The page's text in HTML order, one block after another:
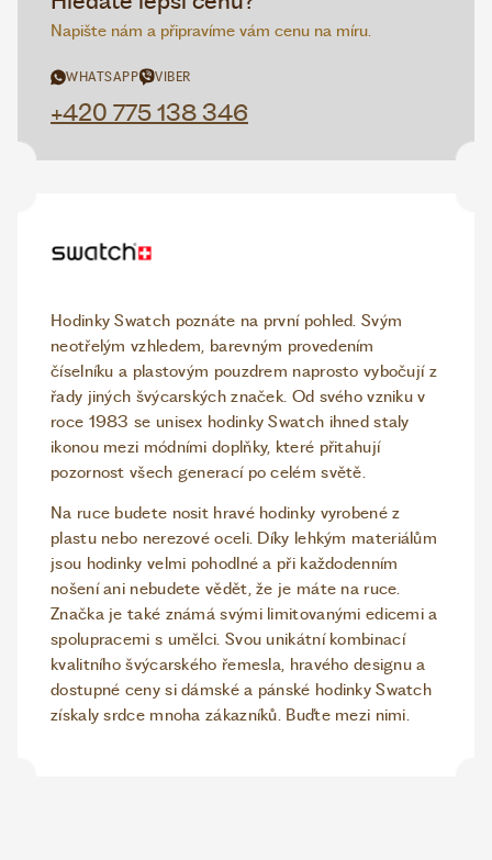
Napište nám a připravíme vám cenu na míru.
WHATSAPP VIBER
+420 775 138 346
Hodinky Swatch poznáte na první pohled. Svým
neotřelým vzhledem, barevným provedením
číselníku a plastovým pouzdrem naprosto vybočují z
řady jiných švýcarských značek. Od svého vzniku v
roce 1983 se unisex hodinky Swatch ihned staly
ikonou mezi módními doplňky, které přitahují
pozornost všech generací po celém světě.
Na ruce budete nosit hravé hodinky vyrobené z
plastu nebo nerezové oceli. Díky lehkým materiálům
jsou hodinky velmi pohodlné a při každodenním
nošení ani nebudete vědět, že je máte na ruce.
Značka je také známá svými limitovanými edicemi a
spolupracemi s umělci. Svou unikátní kombinací
kvalitního švýcarského řemesla, hravého designu a
dostupné ceny si dámské a pánské hodinky Swatch
získaly srdce mnoha zákazníků. Buďte mezi nimi.